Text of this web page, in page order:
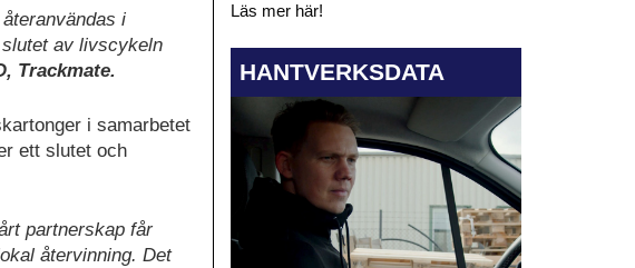
i
av livscykeln
Trackmate.
i samarbetet
ett slutet och
partnerskap får
återvinning. Det
Läs mer här!
HANTVERKSDATA